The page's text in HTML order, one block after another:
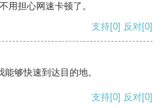
用担心网速卡顿了。
支持[0] 反对[0]
够快速到达目的地。
支持[0] 反对[0]